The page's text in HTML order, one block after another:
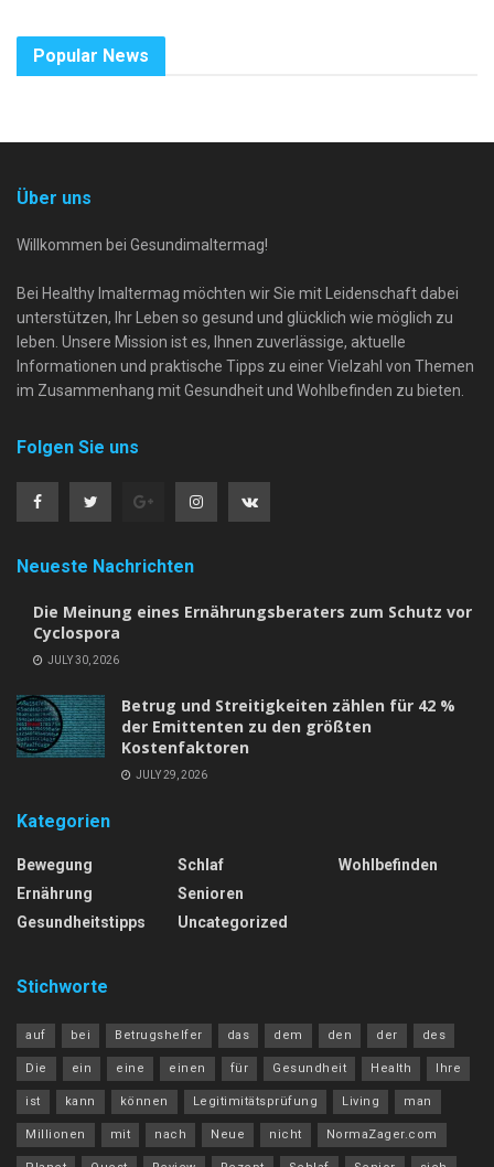
Popular News
Über uns
Willkommen bei Gesundimaltermag!
Bei Healthy Imaltermag möchten wir Sie mit Leidenschaft dabei
unterstützen, Ihr Leben so gesund und glücklich wie möglich zu
leben. Unsere Mission ist es, Ihnen zuverlässige, aktuelle
Informationen und praktische Tipps zu einer Vielzahl von Themen
im Zusammenhang mit Gesundheit und Wohlbefinden zu bieten.
Folgen Sie uns
Neueste Nachrichten
Die Meinung eines Ernährungsberaters zum Schutz vor
Cyclospora
JULY 30, 2026
Betrug und Streitigkeiten zählen für 42 %
der Emittenten zu den größten
Kostenfaktoren
JULY 29, 2026
Kategorien
Bewegung
Ernährung
Gesundheitstipps
Schlaf
Senioren
Uncategorized
Wohlbefinden
Stichworte
auf bei Betrugshelfer das dem den der des
Die ein eine einen für Gesundheit Health Ihre
ist kann können Legitimitätsprüfung Living man
Millionen mit nach Neue nicht NormaZager.com